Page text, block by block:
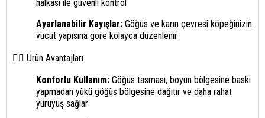
halkası ile güvenli kontrol
Ayarlanabilir Kayışlar: Göğüs ve karın çevresi köpeğinizin
vücut yapısına göre kolayca düzenlenir
🐕‍🦺 Ürün Avantajları
Konforlu Kullanım: Göğüs tasması, boyun bölgesine baskı
yapmadan yükü göğüs bölgesine dağıtır ve daha rahat
yürüyüş sağlar